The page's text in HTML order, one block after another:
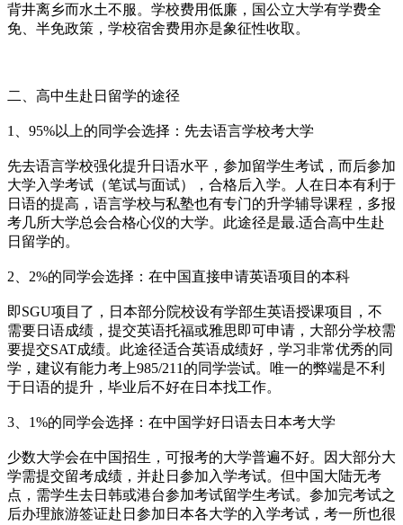
背井离乡而水土不服。学校费用低廉，国公立大学有学费全
免、半免政策，学校宿舍费用亦是象征性收取。
二、高中生赴日留学的途径
1、95%以上的同学会选择：先去语言学校考大学
先去语言学校强化提升日语水平，参加留学生考试，而后参加
大学入学考试（笔试与面试），合格后入学。人在日本有利于
日语的提高，语言学校与私塾也有专门的升学辅导课程，多报
考几所大学总会合格心仪的大学。此途径是最.适合高中生赴
日留学的。
2、2%的同学会选择：在中国直接申请英语项目的本科
即SGU项目了，日本部分院校设有学部生英语授课项目，不
需要日语成绩，提交英语托福或雅思即可申请，大部分学校需
要提交SAT成绩。此途径适合英语成绩好，学习非常优秀的同
学，建议有能力考上985/211的同学尝试。唯一的弊端是不利
于日语的提升，毕业后不好在日本找工作。
3、1%的同学会选择：在中国学好日语去日本考大学
少数大学会在中国招生，可报考的大学普遍不好。因大部分大
学需提交留考成绩，并赴日参加入学考试。但中国大陆无考
点，需学生去日韩或港台参加考试留学生考试。参加完考试之
后办理旅游签证赴日参加日本各大学的入学考试，考一所也很